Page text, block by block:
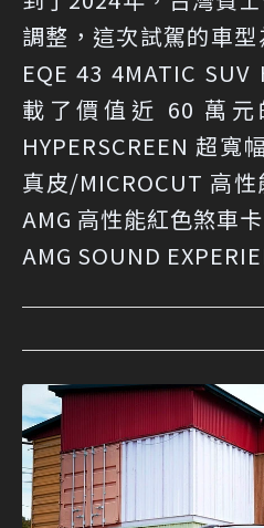
調整，這次試駕的車
EQE 43 4MATIC
載了價值近 60 萬
HYPERSCREEN 超寬
真皮/MICROCUT 高
AMG 高性能紅色煞車
AMG SOUND